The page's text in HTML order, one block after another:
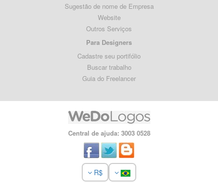
Sugestão de nome de Empresa
Website
Outros Serviços
Para Designers
Cadastre seu portifólio
Buscar trabalho
Guia do Freelancer
Central de ajuda: 3003 0528
R$